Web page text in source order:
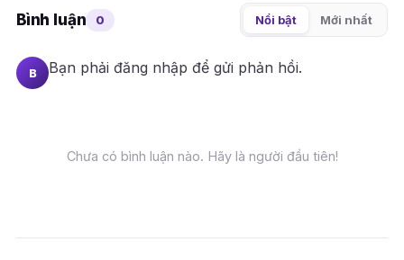
Bình luận 0 Nổi bật Mới nhất
B Bạn phải đăng nhập để gửi phản hồi.
Chưa có bình luận nào. Hãy là người đầu tiên!